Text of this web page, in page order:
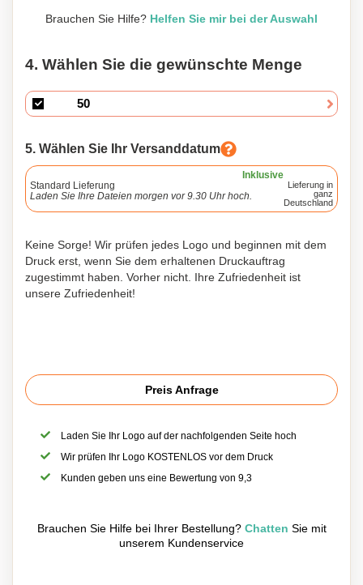
Brauchen Sie Hilfe? Helfen Sie mir bei der Auswahl
4. Wählen Sie die gewünschte Menge
5. Wählen Sie Ihr Versanddatum
Inklusive
Standard Lieferung
Laden Sie Ihre Dateien morgen vor 9.30 Uhr hoch.
Lieferung in
ganz
Deutschland
Keine Sorge! Wir prüfen jedes Logo und beginnen mit dem
Druck erst, wenn Sie dem erhaltenen Druckauftrag
zugestimmt haben. Vorher nicht. Ihre Zufriedenheit ist
unsere Zufriedenheit!
Preis Anfrage
Laden Sie Ihr Logo auf der nachfolgenden Seite hoch
Wir prüfen Ihr Logo KOSTENLOS vor dem Druck
Kunden geben uns eine Bewertung von 9,3
Brauchen Sie Hilfe bei Ihrer Bestellung? Chatten Sie mit
unserem Kundenservice